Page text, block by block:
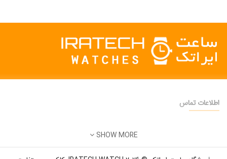
ساعت مچی سوئیسی SLOW "AM/PM" – 01..
اطلاعات تماس
ایمیل:
SHOW MORE